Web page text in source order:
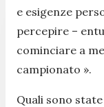
e esigenze
percepire –
cominciare a
campionato ».
Quali sono